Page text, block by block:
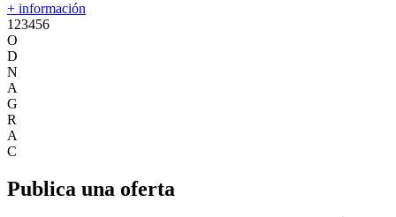
+ información
1 23456
O
D
N
A
G
R
A
C
Publica una oferta